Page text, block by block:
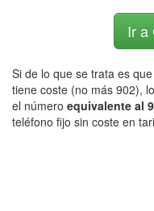
Ir a
Si de lo que se trata es
tiene coste (no más 902),
el número equivalente al
teléfono fijo sin coste en